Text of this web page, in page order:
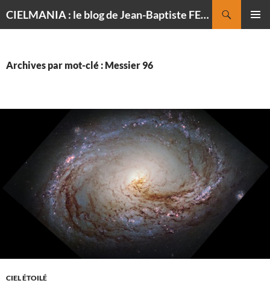
CIELMANIA : le blog de Jean-Baptiste FELDMANN, photographe du ciel
Archives par mot-clé : Messier 96
CIEL ÉTOILÉ